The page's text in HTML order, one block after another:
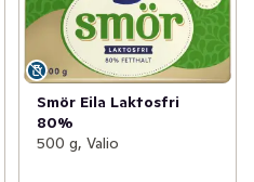
Smör Eila Laktosfri
80%
500 g, Valio